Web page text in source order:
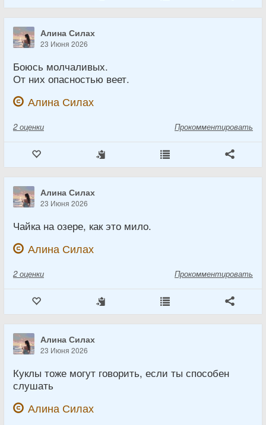
Алина Силах
23 Июня 2026
Боюсь молчаливых.
От них опасностью веет.
Алина Силах
2 оценки Прокомментировать
Алина Силах
23 Июня 2026
Чайка на озере, как это мило.
Алина Силах
2 оценки Прокомментировать
Алина Силах
23 Июня 2026
Куклы тоже могут говорить, если ты способен
слушать
Алина Силах